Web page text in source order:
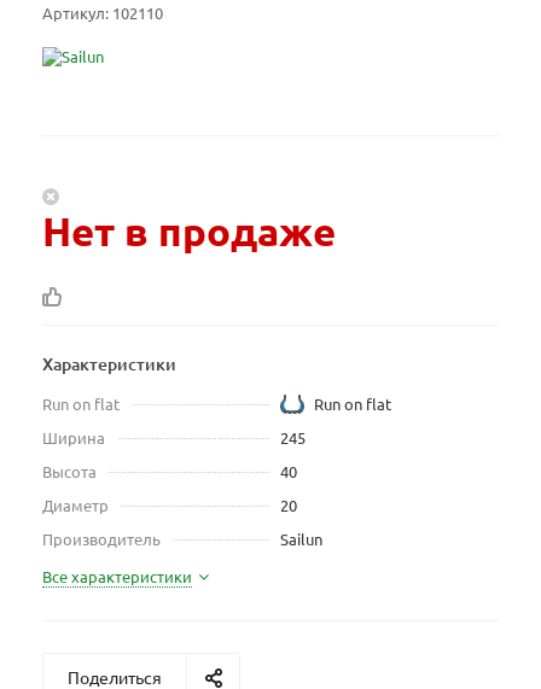
Артикул: 102110
Нет в продаже
Характеристики
Run on flat
Run on flat
Ширина
245
Высота
40
Диаметр
20
Производитель
Sailun
Все характеристики
Поделиться